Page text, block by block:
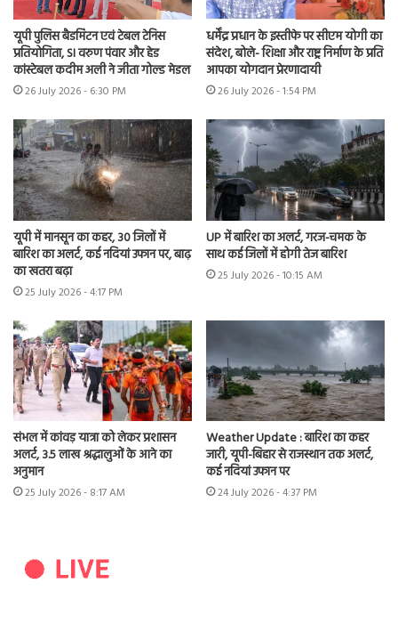
यूपी पुलिस बैडमिंटन एवं टेबल टेनिस
प्रतियोगिता, SI वरुण पंवार और हेड
कांस्टेबल कदीम अली ने जीता गोल्ड मेडल
26 July 2026 - 6:30 PM
धर्मेंद्र प्रधान के इस्तीफे पर सीएम योगी का
संदेश, बोले- शिक्षा और राष्ट्र निर्माण के प्रति
आपका योगदान प्रेरणादायी
26 July 2026 - 1:54 PM
यूपी में मानसून का कहर, 30 जिलों में
बारिश का अलर्ट, कई नदियां उफान पर, बाढ़
का खतरा बढ़ा
25 July 2026 - 4:17 PM
UP में बारिश का अलर्ट, गरज-चमक के
साथ कई जिलों में होगी तेज बारिश
25 July 2026 - 10:15 AM
संभल में कांवड़ यात्रा को लेकर प्रशासन
अलर्ट, 3.5 लाख श्रद्धालुओं के आने का
अनुमान
25 July 2026 - 8:17 AM
Weather Update : बारिश का कहर
जारी, यूपी-बिहार से राजस्थान तक अलर्ट,
कई नदियां उफान पर
24 July 2026 - 4:37 PM